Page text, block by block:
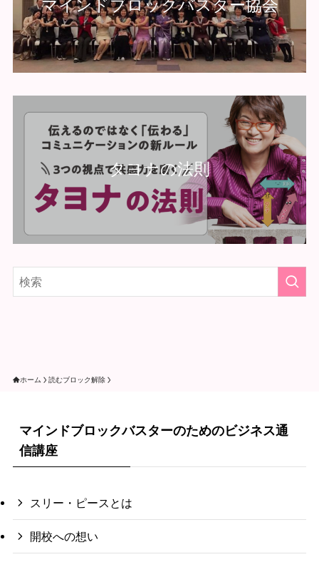
マインドブロックバスター協会
タヨナの法則
ホーム 読むブロック解除
マインドブロックバスターのためのビジネス通
信講座
スリー・ピースとは
開校への想い